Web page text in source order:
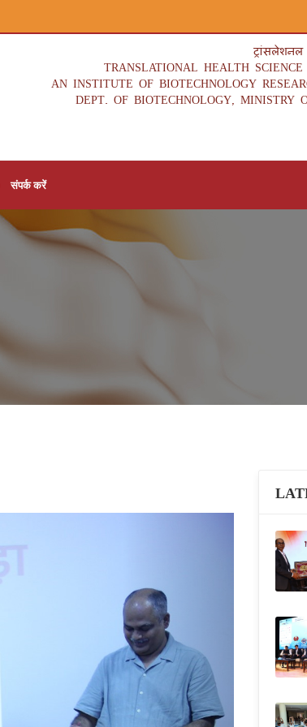
TRANSLATIONAL HEALTH
AN INSTITUTE OF BIOTECHNOLOGY
DEPT. OF BIOTECHNOLOGY, MINISTRY
संपर्क करें